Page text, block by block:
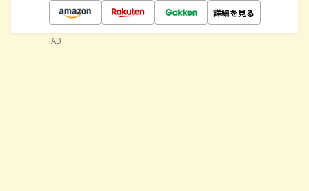
詳細を見る
AD